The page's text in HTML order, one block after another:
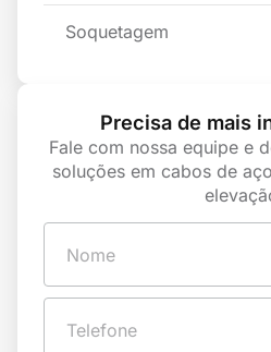
Soquetagem
Precisa de mais
Fale com nossa equipe e
soluções em cabos de